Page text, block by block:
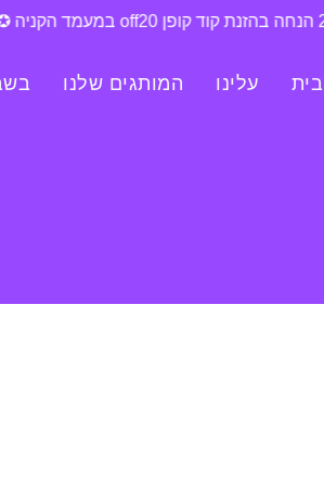
בית עלינו המותגים שלנו